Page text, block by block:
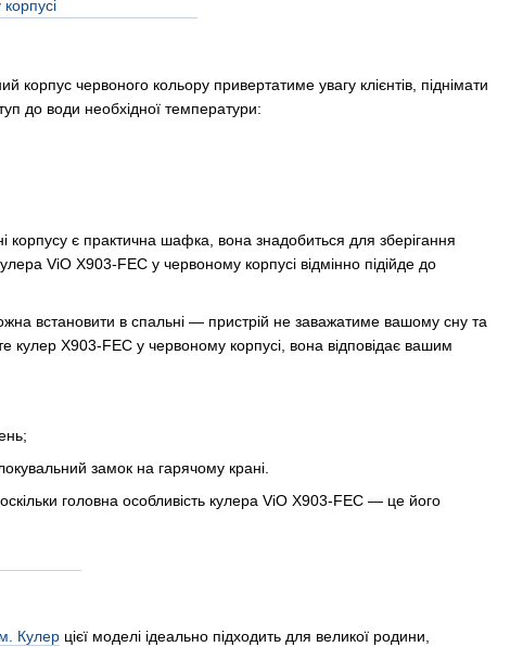
червоного кольору привертатиме увагу клієнтів, піднімати
до води необхідної температури:
є практична шафка, вона знадобиться для зберігання
ViO X903-FEC у червоному корпусі відмінно підійде до
встановити в спальні — пристрій не заважатиме вашому сну та
кулер X903-FEC у червоному корпусі, вона відповідає вашим
замок на гарячому крані.
головна особливість кулера ViO X903-FEC — це його
Кулер цієї моделі ідеально підходить для великої родини,